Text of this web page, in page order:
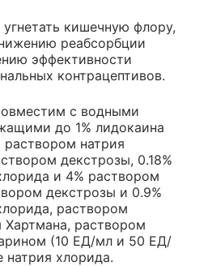
кишечную флору,
реабсорбции
эффективности
контрацептивов.
с водными
до 1% лидокаина
раствором натрия
декстрозы, 0.18%
и 4% раствором
декстрозы и 0.9%
раствором
Хартмана, раствором
(10 ЕД/мл и 50 ЕД/
натрия хлорида.